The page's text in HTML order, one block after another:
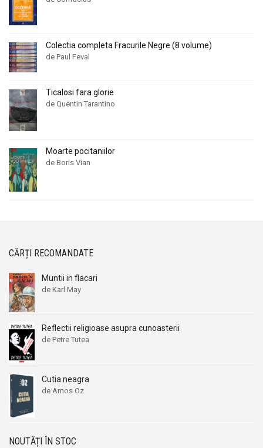
Colectia completa Fracurile Negre (8 volume)
de Paul Feval
Ticalosi fara glorie
de Quentin Tarantino
Moarte pocitaniilor
de Boris Vian
CĂRȚI RECOMANDATE
Muntii in flacari
de Karl May
Reflectii religioase asupra cunoasterii
de Petre Tutea
Cutia neagra
de Amos Oz
NOUTĂȚI ÎN STOC